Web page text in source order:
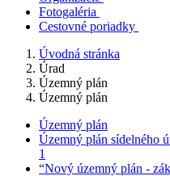
Fotogaléria
Cestovné poriadky
Úvodná stránka
Úrad
Územný plán
Územný plán
Územný plán
Územný plán sídelného
1
“Nový územný plán -